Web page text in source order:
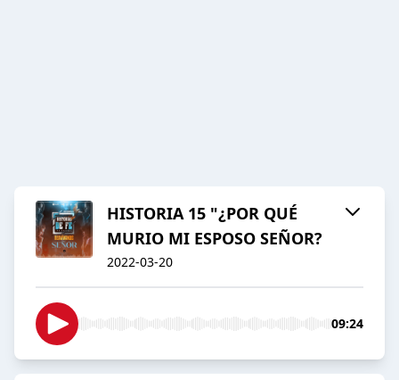
HISTORIA 15 "¿POR QUÉ
MURIO MI ESPOSO SEÑOR?
2022-03-20
09:24